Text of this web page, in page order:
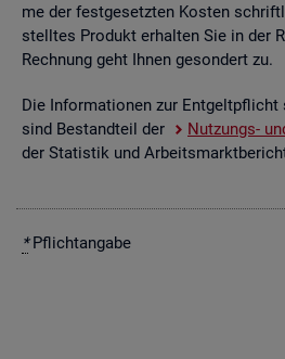
me der fest­ge­setz­ten Kos­ten
stell­tes Pro­dukt er­hal­ten Sie in der
Rech­nung geht Ihnen ge­son­dert zu.
Die In­for­ma­tio­nen zur
sind Be­stand­teil der
Nut­zungs-
der Sta­tis­tik und
*Pflicht­an­ga­be